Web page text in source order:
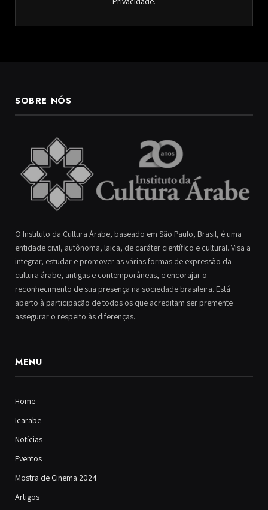
SOBRE NÓS
O Instituto da Cultura Árabe, baseado em São Paulo, Brasil, é uma
entidade civil, autônoma, laica, de caráter científico e cultural. Visa a
integrar, estudar e promover as várias formas de expressão da
cultura árabe, antigas e contemporâneas, e encorajar o
reconhecimento de sua presença na sociedade brasileira. Está
aberto à participação de todos os que acreditam ser premente
assegurar o respeito às diferenças.
MENU
Home
Icarabe
Notícias
Eventos
Mostra de Cinema 2024
Artigos